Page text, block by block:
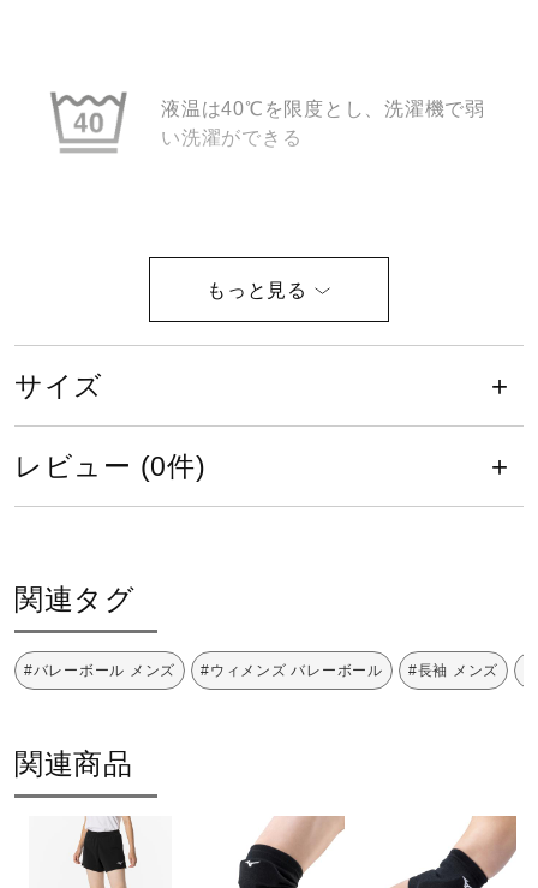
ジュニア／キッズ
コラボ／ライセンス
セール
その他
直営店一覧
液温は40℃を限度とし、洗濯機で弱
い洗濯ができる
塩素系及び酸素系漂白剤の使用禁止
サイズ
レビュー (0件)
関連タグ
#バレーボール メンズ #ウィメンズ バレーボール #長袖 メンズ
関連商品